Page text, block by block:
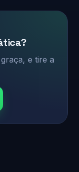
e tire a